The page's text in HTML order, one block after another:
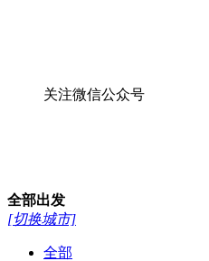
关注微信公众号
全部出发
[切换城市]
全部